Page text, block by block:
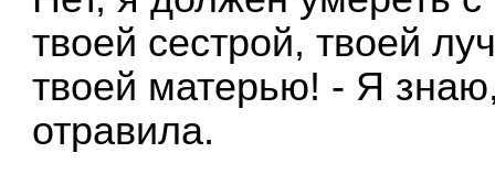
твоей сестрой, твоей
твоей матерью! - Я
отравила.